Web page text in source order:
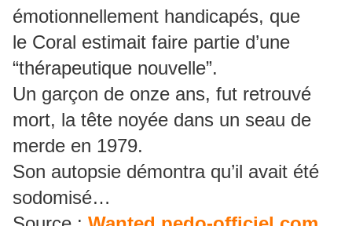
émotionnellement handicapés, que
le Coral estimait faire partie d’une
“thérapeutique nouvelle”.
Un garçon de onze ans, fut retrouvé
mort, la tête noyée dans un seau de
merde en 1979.
Son autopsie démontra qu’il avait été
sodomisé…